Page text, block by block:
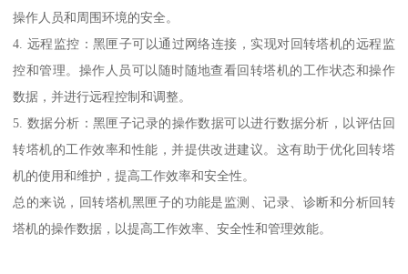
操作人员和周围环境的安全。
4. 远程监控：黑匣子可以通过网络连接，实现对回转塔机的远程监
控和管理。操作人员可以随时随地查看回转塔机的工作状态和操作
数据，并进行远程控制和调整。
5. 数据分析：黑匣子记录的操作数据可以进行数据分析，以评估回
转塔机的工作效率和性能，并提供改进建议。这有助于优化回转塔
机的使用和维护，提高工作效率和安全性。
总的来说，回转塔机黑匣子的功能是监测、记录、诊断和分析回转
塔机的操作数据，以提高工作效率、安全性和管理效能。